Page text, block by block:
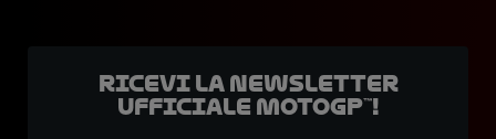
Ricevi la newsletter
ufficiale MotoGP™!